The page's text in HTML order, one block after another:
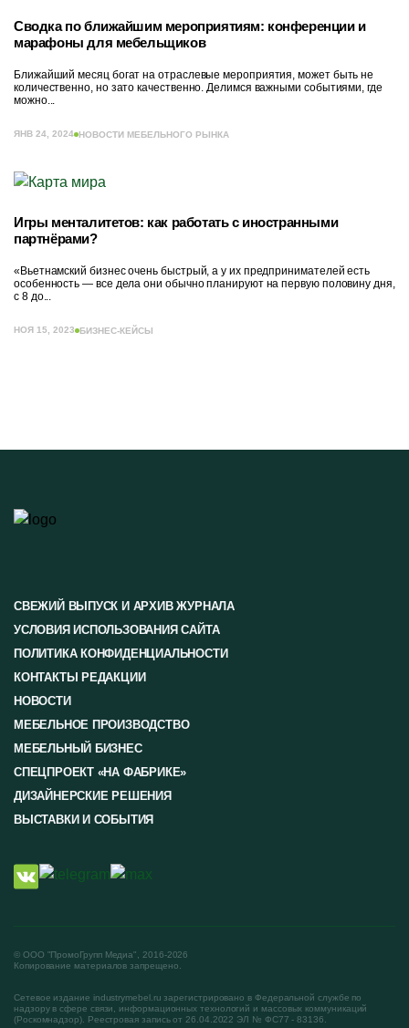
Сводка по ближайшим мероприятиям: конференции и
марафоны для мебельщиков
Ближайший месяц богат на отраслевые мероприятия, может быть не
количественно, но зато качественно. Делимся важными событиями, где
можно...
ЯНВ 24, 2024 НОВОСТИ МЕБЕЛЬНОГО РЫНКА
Игры менталитетов: как работать с иностранными
партнёрами?
«Вьетнамский бизнес очень быстрый, а у их предпринимателей есть
особенность — все дела они обычно планируют на первую половину дня,
с 8 до...
НОЯ 15, 2023 БИЗНЕС-КЕЙСЫ
© ООО "ПромоГрупп Медиа", 2016-2026
Копирование материалов запрещено.
СВЕЖИЙ ВЫПУСК И АРХИВ ЖУРНАЛА
УСЛОВИЯ ИСПОЛЬЗОВАНИЯ САЙТА
ПОЛИТИКА КОНФИДЕНЦИАЛЬНОСТИ
КОНТАКТЫ РЕДАКЦИИ
НОВОСТИ
МЕБЕЛЬНОЕ ПРОИЗВОДСТВО
МЕБЕЛЬНЫЙ БИЗНЕС
СПЕЦПРОЕКТ «НА ФАБРИКЕ»
ДИЗАЙНЕРСКИЕ РЕШЕНИЯ
ВЫСТАВКИ И СОБЫТИЯ
Сетевое издание industrymebel.ru зарегистрировано в Федеральной службе по
надзору в сфере связи, информационных технологий и массовых коммуникаций
(Роскомнадзор). Реестровая запись от 26.04.2022 ЭЛ № ФС77 - 83136.